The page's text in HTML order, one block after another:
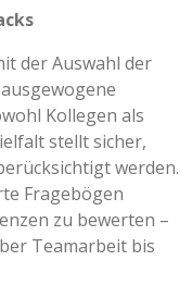
der Auswahl der
Kollegen als
stellt sicher,
werden.
Fragebögen
zu bewerten –
Teamarbeit bis